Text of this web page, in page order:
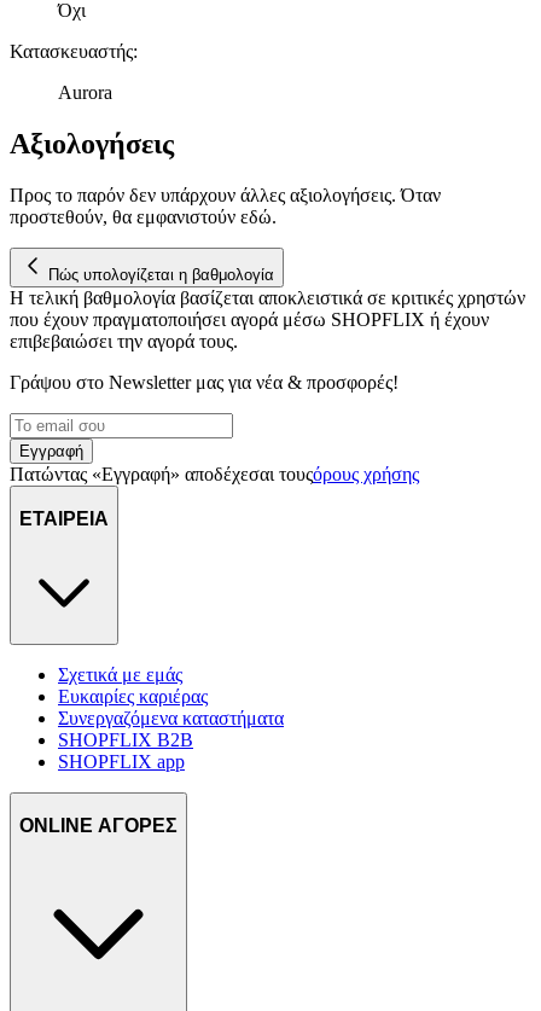
δικτύωσης, διαφημίσεων και ανάλυσης.
Όχι
Κατασκευαστής:
Aurora
Αξιολογήσεις
Προς το παρόν δεν υπάρχουν άλλες αξιολογήσεις. Όταν
προστεθούν, θα εμφανιστούν εδώ.
Πώς υπολογίζεται η βαθμολογία
Η τελική βαθμολογία βασίζεται αποκλειστικά σε κριτικές χρηστών
που έχουν πραγματοποιήσει αγορά μέσω SHOPFLIX ή έχουν
επιβεβαιώσει την αγορά τους.
Γράψου στο Νewsletter μας για νέα & προσφορές!
Εγγραφή
Πατώντας «Εγγραφή» αποδέχεσαι τουςόρους χρήσης
ΕΤΑΙΡΕΙΑ
Σχετικά με εμάς
Ευκαιρίες καριέρας
Συνεργαζόμενα καταστήματα
SHOPFLIX B2B
SHOPFLIX app
ONLINE ΑΓΟΡΕΣ